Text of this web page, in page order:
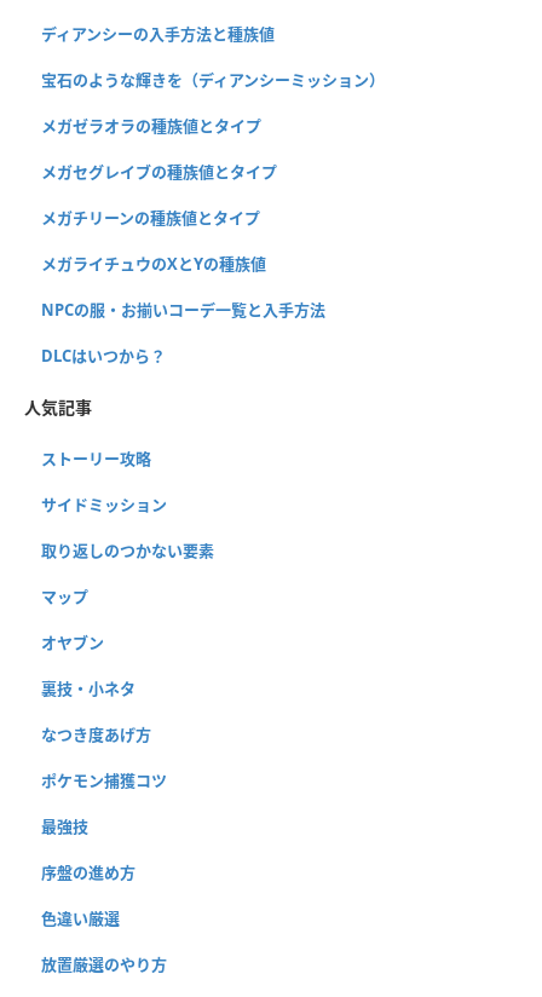
ディアンシーの入手方法と種族値
宝石のような輝きを（ディアンシーミッション）
メガゼラオラの種族値とタイプ
メガセグレイブの種族値とタイプ
メガチリーンの種族値とタイプ
メガライチュウのXとYの種族値
NPCの服・お揃いコーデ一覧と入手方法
DLCはいつから？
人気記事
ストーリー攻略
サイドミッション
取り返しのつかない要素
マップ
オヤブン
裏技・小ネタ
なつき度あげ方
ポケモン捕獲コツ
最強技
序盤の進め方
色違い厳選
放置厳選のやり方